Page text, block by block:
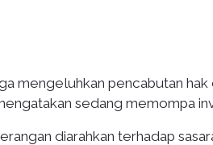
mengeluhkan pencabutan
sedang memompa
diarahkan terhadap